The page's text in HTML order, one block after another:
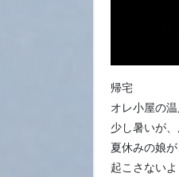
帰宅
オレ小屋の
少し暑いが
夏休みの娘
起こさない